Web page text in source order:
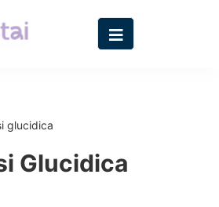
glucidica
Glucidica